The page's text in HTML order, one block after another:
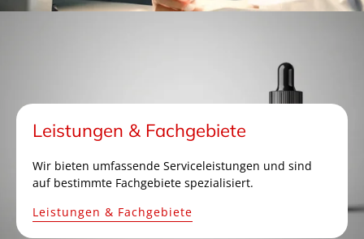
Leistungen & Fachgebiete
Wir bieten umfassende Serviceleistungen und sind
auf bestimmte Fachgebiete spezialisiert.
Leistungen & Fachgebiete